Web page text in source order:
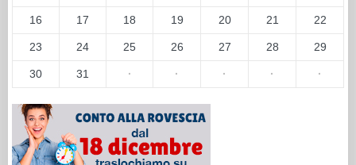
16 17 18 19 20 21 22
23 24 25 26 27 28 29
30 31 · · · · ·